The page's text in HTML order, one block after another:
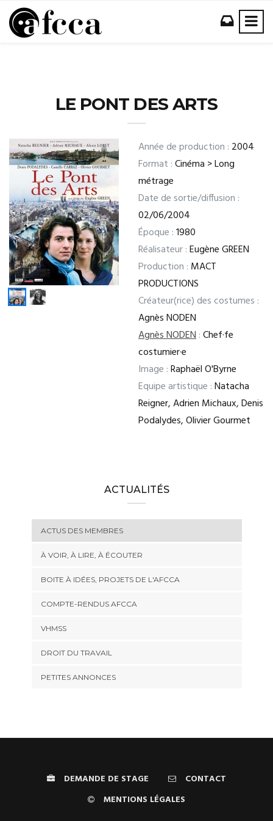
LE PONT DES ARTS
Année de production : 2004
Format :Cinéma > Long
métrage
Date de sortie/diffusion :
02/06/2004
Époque :1980
Réalisateur :Eugène GREEN
Production : MACT
PRODUCTIONS
Créateur(rice) des costumes :
Agnès NODEN
Agnès NODEN:Chef·fe
costumier·e
Image :Raphaël O'Byrne
Equipe artistique :Natacha
Reigner, Adrien Michaux, Denis
Podalydes, Olivier Gourmet
ACTUALITÉS
ACTUS DES MEMBRES
À VOIR, À LIRE, À ÉCOUTER
BOITE À IDÉES, PROJETS DE L'AFCCA
COMPTE-RENDUS AFCCA
VHMSS
DROIT DU TRAVAIL
PETITES ANNONCES
DEMANDE DE STAGE
CONTACT
MENTIONS LÉGALES